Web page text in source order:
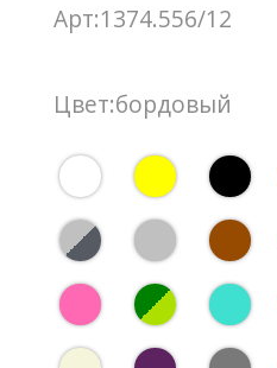
Арт:1374.556/12
Цвет:бордовый